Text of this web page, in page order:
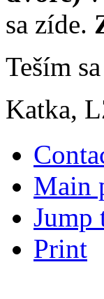
sa zíde.
Teším
Katka,
Main
Jump
Print